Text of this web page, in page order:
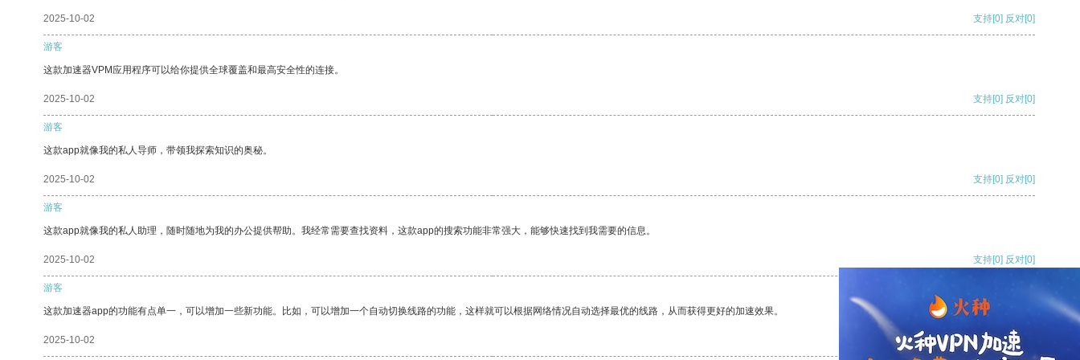
2025-10-02 支持[0] 反对[0]
游客
这款加速器VPM应用程序可以给你提供全球覆盖和最高安全性的连接。
2025-10-02 支持[0] 反对[0]
游客
这款app就像我的私人导师，带领我探索知识的奥秘。
2025-10-02 支持[0] 反对[0]
游客
这款app就像我的私人助理，随时随地为我的办公提供帮助。我经常需要查找资料，这款app的搜索功能非常强大，能够快速找到我需要的信息。
2025-10-02 支持[0] 反对[0]
游客
这款加速器app的功能有点单一，可以增加一些新功能。比如，可以增加一个自动切换线路的功能，这样就可以根据网络情况自动选择最优的线路，从而获得更好的加速效果。
2025-10-02 支持[0] 反对